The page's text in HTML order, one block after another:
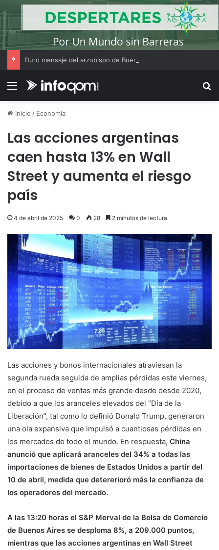
Menú
Inicio / Economía
Las acciones argentinas
caen hasta 13% en Wall
Street y aumenta el riesgo
país
4 de abril de 2025 0 28 2 minutos de lectura
Las acciones y bonos internacionales atraviesan la
segunda rueda seguida de amplias pérdidas este viernes,
en el proceso de ventas más grande desde desde 2020,
debido a que los aranceles elevados del “Día de la
Liberación”, tal como lo definió Donald Trump, generaron
una ola expansiva que impulsó a cuantiosas pérdidas en
los mercados de todo el mundo. En respuesta, China
anunció que aplicará aranceles del 34% a todas las
importaciones de bienes de Estados Unidos a partir del
10 de abril, medida que detererioró más la confianza de
los operadores del mercado.
A las 13:20 horas el S&P Merval de la Bolsa de Comercio
de Buenos Aires se desploma 8%, a 209.000 puntos,
mientras que las acciones argentinas en Wall Street